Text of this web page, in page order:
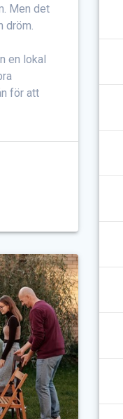
Men det
dröm.
en lokal
för att